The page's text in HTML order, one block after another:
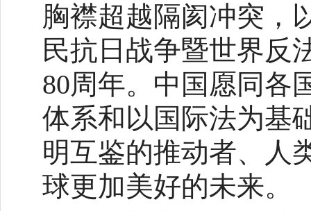
胸襟超越隔阂冲突，
民抗日战争暨世界反
80周年。中国愿同各
体系和以国际法为基
明互鉴的推动者、人
球更加美好的未来。